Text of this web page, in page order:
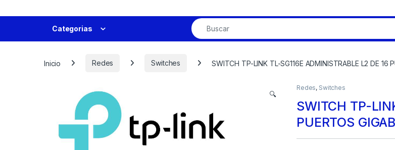
Categorias
Inicio Redes Switches SWITCH TP-LINK TL-SG116E ADMINISTRABLE L2 DE 16
🔍
Redes, Switches
SWITCH TP-
PUERTOS